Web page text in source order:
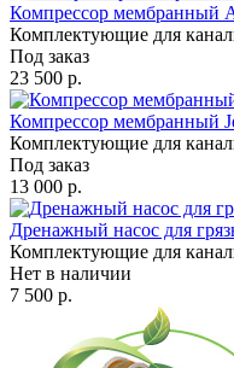
Компрессор мембранный
Комплектующие для
Под заказ
23 500 р.
Компрессор мембранный
Комплектующие для
Под заказ
13 000 р.
Дренажный насос для
Комплектующие для
Нет в наличии
7 500 р.